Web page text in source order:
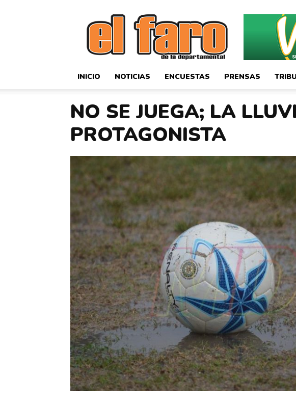
El
Faro
Deportivo
INICIO NOTICIAS ENCUESTAS PRENSAS
NO SE JUEGA; LA
PROTAGONISTA